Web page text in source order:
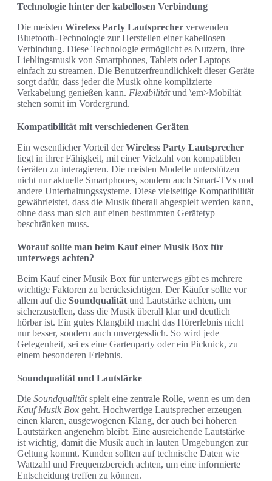
Technologie hinter der kabellosen Verbindung
Die meisten Wireless Party Lautsprecher verwenden
Bluetooth-Technologie zur Herstellen einer kabellosen
Verbindung. Diese Technologie ermöglicht es Nutzern, ihre
Lieblingsmusik von Smartphones, Tablets oder Laptops
einfach zu streamen. Die Benutzerfreundlichkeit dieser Geräte
sorgt dafür, dass jeder die Musik ohne komplizierte
Verkabelung genießen kann. Flexibilitätund \em>Mobiltät
stehen somit im Vordergrund.
Kompatibilität mit verschiedenen Geräten
Ein wesentlicher Vorteil derWireless Party Lautsprecher
liegt in ihrer Fähigkeit, mit einer Vielzahl von kompatiblen
Geräten zu interagieren. Die meisten Modelle unterstützen
nicht nur aktuelle Smartphones, sondern auch Smart-TVs und
andere Unterhaltungssysteme. Diese vielseitige Kompatibilität
gewährleistet, dass die Musik überall abgespielt werden kann,
ohne dass man sich auf einen bestimmten Gerätetyp
beschränken muss.
Worauf sollte man beim Kauf einer Musik Box für
unterwegs achten?
Beim Kauf einer Musik Box für unterwegs gibt es mehrere
wichtige Faktoren zu berücksichtigen. Der Käufer sollte vor
allem auf die Soundqualität und Lautstärke achten, um
sicherzustellen, dass die Musik überall klar und deutlich
hörbar ist. Ein gutes Klangbild macht das Hörerlebnis nicht
nur besser, sondern auch unvergesslich. So wird jede
Gelegenheit, sei es eine Gartenparty oder ein Picknick, zu
einem besonderen Erlebnis.
Soundqualität und Lautstärke
Die Soundqualitätspielt eine zentrale Rolle, wenn es um den
Kauf Musik Box geht. Hochwertige Lautsprecher erzeugen
einen klaren, ausgewogenen Klang, der auch bei höheren
Lautstärken angenehm bleibt. Eine ausreichende Lautstärke
ist wichtig, damit die Musik auch in lauten Umgebungen zur
Geltung kommt. Kunden sollten auf technische Daten wie
Wattzahl und Frequenzbereich achten, um eine informierte
Entscheidung treffen zu können.